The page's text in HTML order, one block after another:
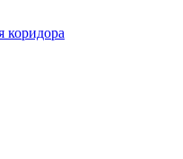
коридора